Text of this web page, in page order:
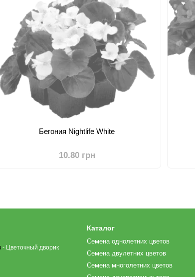
Бегония Nightlife White
10.80 грн
- Цветочный дворик
Каталог
Семена однолетних цветов
Семена двулетних цветов
Семена многолетних цветов